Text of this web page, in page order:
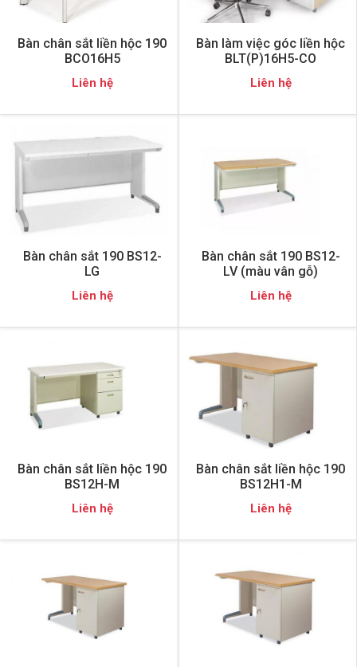
Bàn chân sắt liền hộc 190
BCO16H5
Liên hệ
Bàn làm việc góc liền hộc
BLT(P)16H5-CO
Liên hệ
Bàn chân sắt 190 BS12-
LG
Liên hệ
Bàn chân sắt 190 BS12-
LV (màu vân gỗ)
Liên hệ
Bàn chân sắt liền hộc 190
BS12H-M
Liên hệ
Bàn chân sắt liền hộc 190
BS12H1-M
Liên hệ